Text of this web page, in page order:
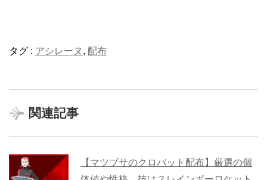
タグ : アシレーヌ , 配布
関連記事
【マツブサのクロバット配布】厳選の個